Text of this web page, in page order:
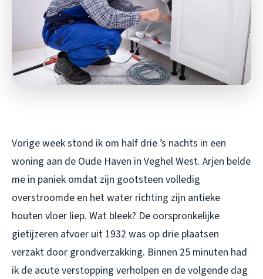
Vorige week stond ik om half drie ’s nachts in een
woning aan de Oude Haven in Veghel West. Arjen belde
me in paniek omdat zijn gootsteen volledig
overstroomde en het water richting zijn antieke
houten vloer liep. Wat bleek? De oorspronkelijke
gietijzeren afvoer uit 1932 was op drie plaatsen
verzakt door grondverzakking. Binnen 25 minuten had
ik de acute verstopping verholpen en de volgende dag